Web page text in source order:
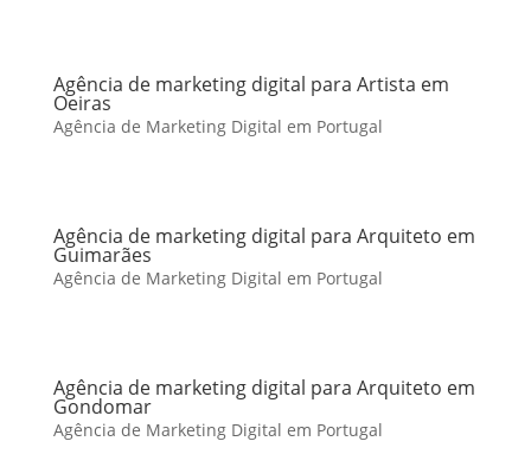
Agência de marketing digital para Artista em
Oeiras
Agência de Marketing Digital em Portugal
Agência de marketing digital para Arquiteto em
Guimarães
Agência de Marketing Digital em Portugal
Agência de marketing digital para Arquiteto em
Gondomar
Agência de Marketing Digital em Portugal